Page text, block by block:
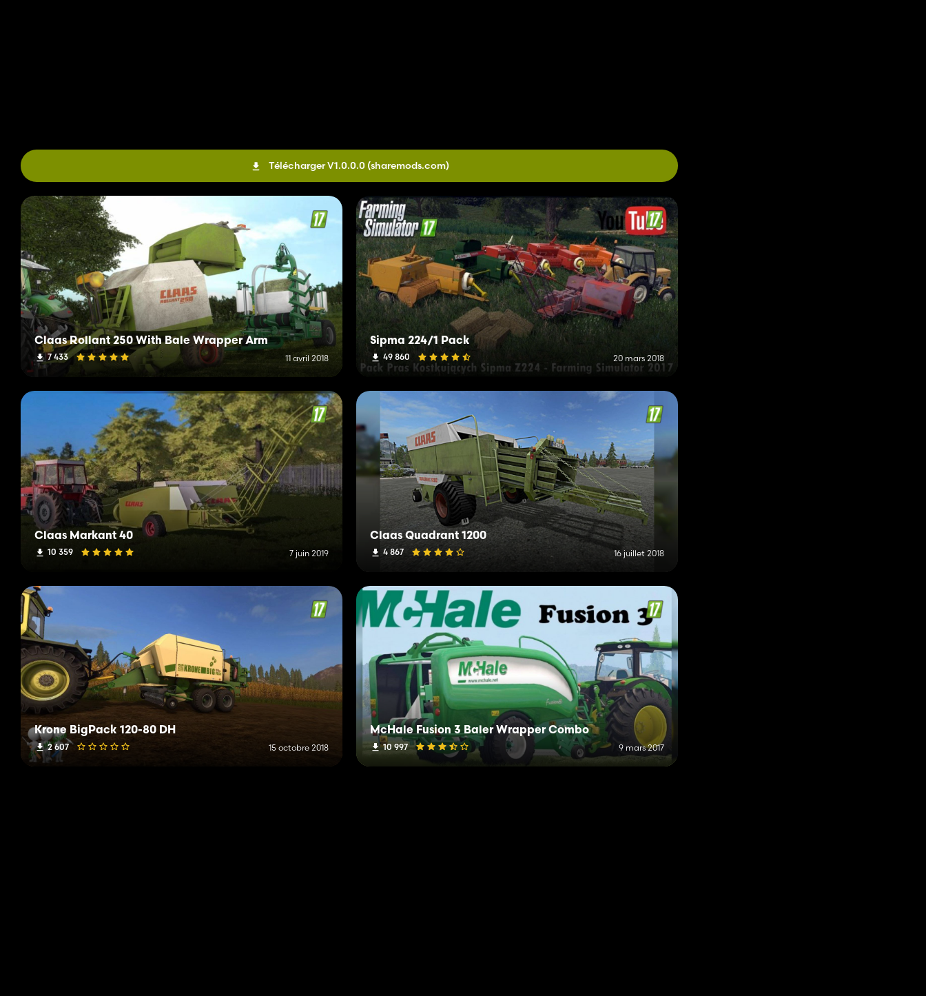
Télécharger V1.0.0.0 (sharemods.com)
Claas Rollant 250 With Bale Wrapper Arm
7 433 11 avril 2018
Sipma 224/1 Pack
49 860 20 mars 2018
Claas Markant 40
10 359 7 juin 2019
Claas Quadrant 1200
4 867 16 juillet 2018
Krone BigPack 120-80 DH
2 607 15 octobre 2018
McHale Fusion 3 Baler Wrapper Combo
10 997 9 mars 2017